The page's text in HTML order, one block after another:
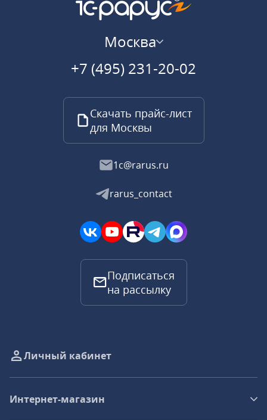
Москва
+7 (495) 231-20-02
Скачать прайс-лист
для Москвы
1c@rarus.ru
rarus_contact
Подписаться
на рассылку
Личный кабинет
Интернет-магазин